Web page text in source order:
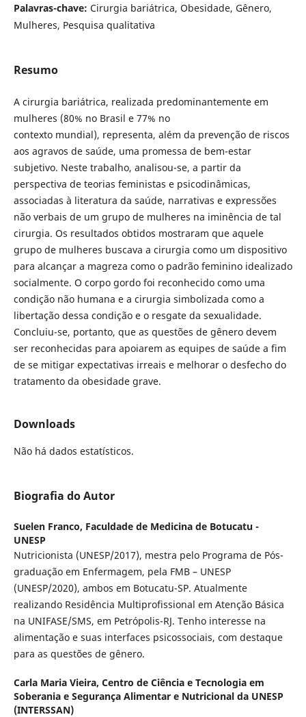
Palavras-chave: Cirurgia bariátrica, Obesidade, Gênero,
Mulheres, Pesquisa qualitativa
Resumo
A cirurgia bariátrica, realizada predominantemente em
mulheres (80% no Brasil e 77% no
contexto mundial), representa, além da prevenção de riscos
aos agravos de saúde, uma promessa de bem-estar
subjetivo. Neste trabalho, analisou-se, a partir da
perspectiva de teorias feministas e psicodinâmicas,
associadas à literatura da saúde, narrativas e expressões
não verbais de um grupo de mulheres na iminência de tal
cirurgia. Os resultados obtidos mostraram que aquele
grupo de mulheres buscava a cirurgia como um dispositivo
para alcançar a magreza como o padrão feminino idealizado
socialmente. O corpo gordo foi reconhecido como uma
condição não humana e a cirurgia simbolizada como a
libertação dessa condição e o resgate da sexualidade.
Concluiu-se, portanto, que as questões de gênero devem
ser reconhecidas para apoiarem as equipes de saúde a fim
de se mitigar expectativas irreais e melhorar o desfecho do
tratamento da obesidade grave.
Downloads
Não há dados estatísticos.
Biografia do Autor
Suelen Franco, Faculdade de Medicina de Botucatu -
UNESP
Nutricionista (UNESP/2017), mestra pelo Programa de Pós-
graduação em Enfermagem, pela FMB – UNESP
(UNESP/2020), ambos em Botucatu-SP. Atualmente
realizando Residência Multiprofissional em Atenção Básica
na UNIFASE/SMS, em Petrópolis-RJ. Tenho interesse na
alimentação e suas interfaces psicossociais, com destaque
para as questões de gênero.
Carla Maria Vieira, Centro de Ciência e Tecnologia em
Soberania e Segurança Alimentar e Nutricional da UNESP
(INTERSSAN)